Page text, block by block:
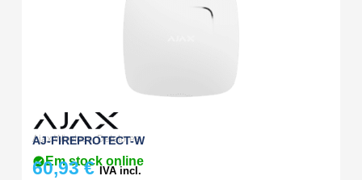
Ajax Wireless,Detetores
AJ-FIREPROTECT-W
Em stock online
60,93€ IVA incl.